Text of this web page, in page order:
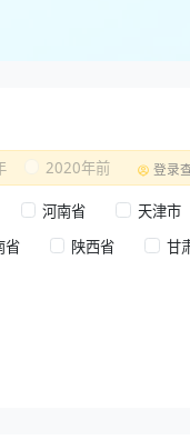
2020年前 登录
河南省 天津市
省 陕西省 甘